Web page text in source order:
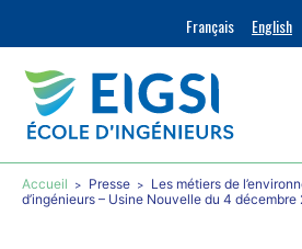
Français English
Accueil Presse
Les métiers de
d’ingénieurs – Usine Nouvelle du 4 décembre